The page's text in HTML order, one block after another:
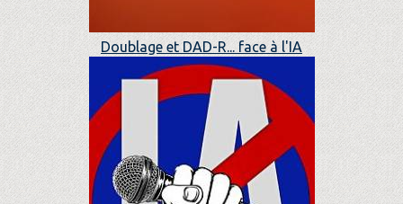
Doublage et DAD-R... face à l'IA